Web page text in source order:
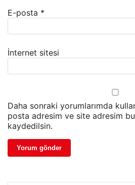
E-posta *
İnternet sitesi
Daha sonraki yorumlarımda
posta adresim ve site adresim bu
kaydedilsin.